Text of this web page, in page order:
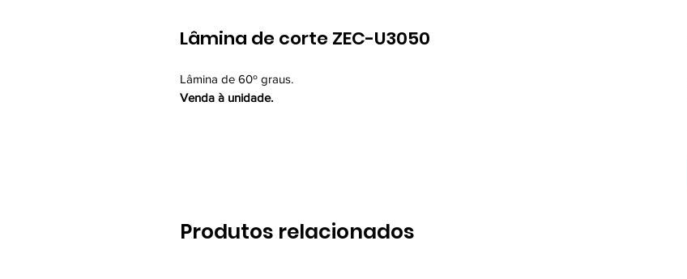
Lâmina de corte ZEC-U3050
Lâmina de 60º graus.
Venda à unidade.
Produtos relacionados